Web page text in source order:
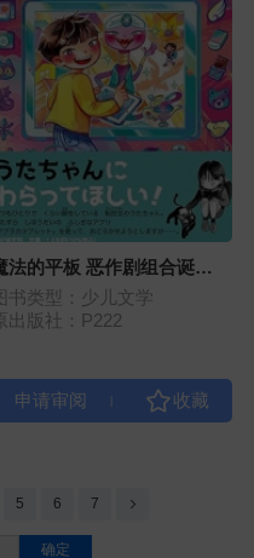
法的平板 恶作剧组合诞
！？
书类型：少儿文学
出版社：P222
5 6 7
确定